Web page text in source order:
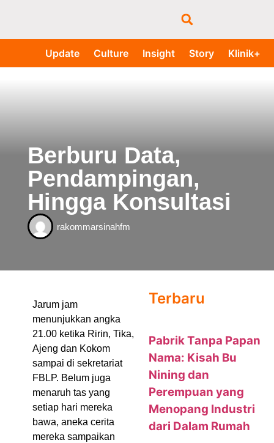
Update Culture Insight Story Klinik+
Berburu Data,
Pendampingan,
Hingga Konsultasi
rakommarsinahfm
Jarum jam
menunjukkan angka
21.00 ketika Ririn, Tika,
Ajeng dan Kokom
sampai di sekretariat
FBLP. Belum juga
menaruh tas yang
setiap hari mereka
bawa, aneka cerita
mereka sampaikan
Terbaru
Pabrik Tanpa Papan
Nama: Kisah Bu
Nining dan
Perempuan yang
Menopang Industri
dari Dalam Rumah